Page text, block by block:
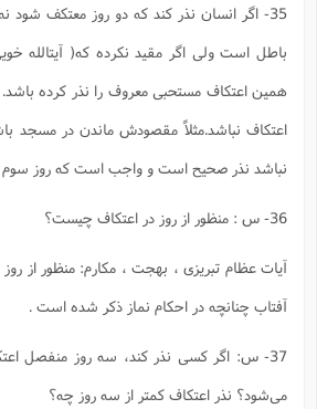
35- اگر انسان نذر کند که دو روز معتکف شود نه
باطل است ولى اگر مقید نکرده که‌( آیتالله
همین اعتکاف مستحبى معروف را نذر کرده
اعتکاف نباشد.مثلاً مقصودش ماندن در مسجد
نباشد نذر صحیح است و واجب است که روز سوم را
36- س : منظور از روز در اعتکاف چیست؟
آیات عظام تبریزى ، بهجت ، مکارم: منظور از
آفتاب چنانچه در احکام نماز ذکر شده است .
37- س: اگر کسى نذر کند، سه روز منفصل
مى‌شود؟ نذر اعتکاف کمتر از سه روز چه؟